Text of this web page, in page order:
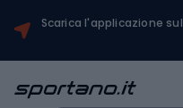
Scarica l'applicazione